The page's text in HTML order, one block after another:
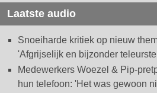
Laatste audio
Snoeiharde kritiek op nieuw
'Afgrijselijk en bijzonder
Medewerkers Woezel & Pip-
hun telefoon: 'Het was gewoon